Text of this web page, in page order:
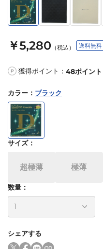
￥5,280 （税込） 送料無料
P 獲得ポイント： 48ポイント
カラー ： ブラック
サイズ：
超極薄 極薄
数量：
シェアする